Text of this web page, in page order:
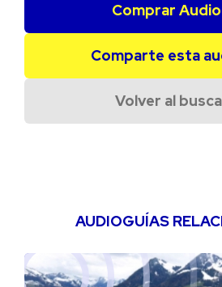
Comprar
Comparte esta
Volver al
AUDIOGUÍAS